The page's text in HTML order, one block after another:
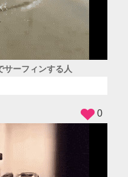
サーフィンする人
0